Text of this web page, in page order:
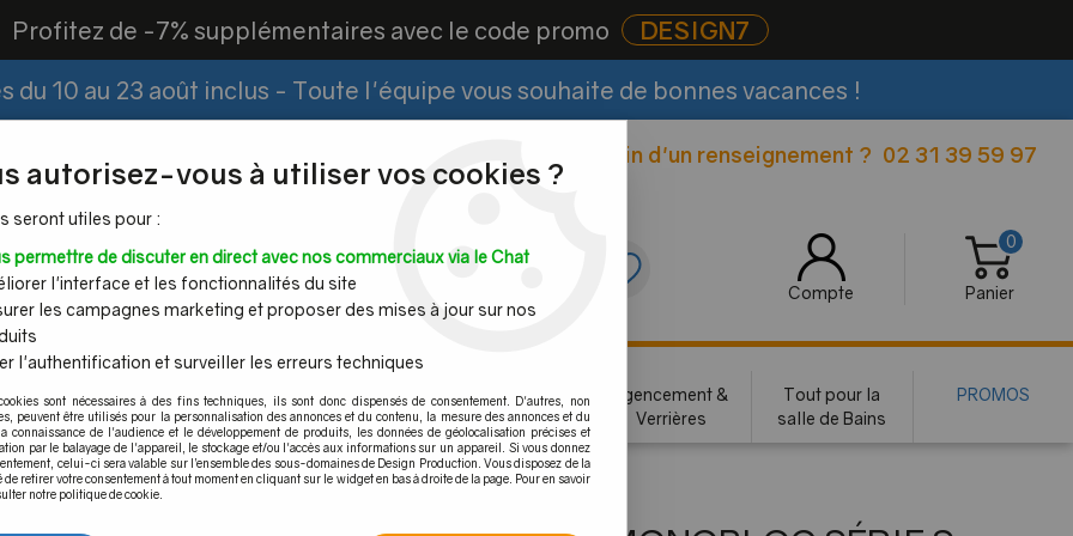
Profitez de -7% supplémentaires avec le code promo DESIGN7
du 10 au 23 août inclus - Toute l'équipe vous souhaite de bonnes vacances !
Besoin d'un renseignement ? 02 31 39 59 97
Espace PRO
Compte
0
Panier
Mains
Tubes et
barres inox
Câble inox &
filet inox
Quincaillerie
pour porte
Agencement &
Verrières
Tout pour la
salle de Bains
PROMOS
Paire de poignée monobloc série S
autorisez-vous à utiliser vos cookies ?
seront utiles pour :
permettre de discuter en direct avec nos commerciaux via le Chat
l'interface et les fonctionnalités du site
les campagnes marketing et proposer des mises à jour sur nos
l'authentification et surveiller les erreurs techniques
sont nécessaires à des fins techniques, ils sont donc dispensés de consentement. D'autres, non
peuvent être utilisés pour la personnalisation des annonces et du contenu, la mesure des annonces et du
connaissance de l'audience et le développement de produits, les données de géolocalisation précises et
par le balayage de l'appareil, le stockage et/ou l'accès aux informations sur un appareil. Si vous donnez
celui-ci sera valable sur l’ensemble des sous-domaines de Design Production. Vous disposez de la
retirer votre consentement à tout moment en cliquant sur le widget en bas à droite de la page. Pour en savoir
notre politique de cookie.